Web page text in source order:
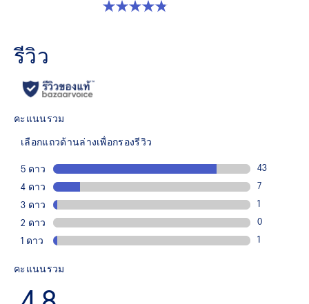
4.8 จาก 5 ดาว 398 รีวิว